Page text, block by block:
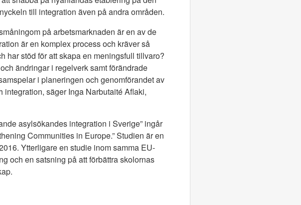
till integration även på andra områden.
på arbetsmarknaden är en av de
är en komplex process och kräver så
har stöd för att skapa en meningsfull tillvaro?
ändringar i regelverk samt förändrade
i planeringen och genomförandet av
säger Inga Narbutaité Aflaki,
asylsökandes integration i Sverige” ingår
Communities in Europe.” Studien är en
Ytterligare en studie inom samma EU-
och en satsning på att förbättra skolornas